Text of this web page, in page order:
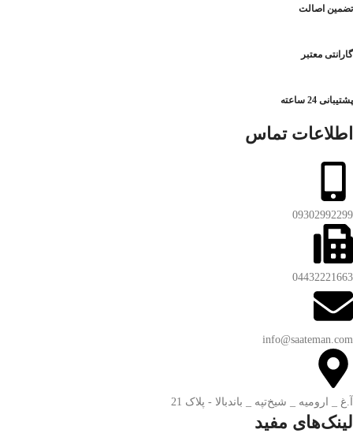
تضمین اصالت
گارانتی معتبر
پشتیبانی 24 ساعته
اطلاعات تماس
09302992299
04432221663
info@saateman.com
آ.غ _ ارومیه _ شیخ‌تپه _ باند‌بالا - پلاک 21
لینک‌های مفید